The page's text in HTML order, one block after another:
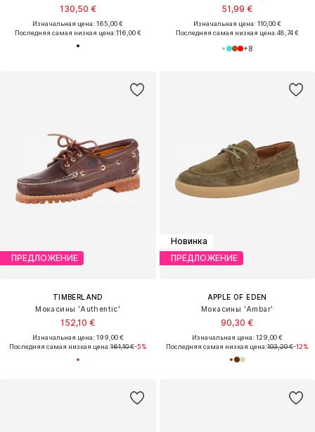
130,50 €
Изначальная цена: 165,00 €
Последняя самая низкая цена:116,00 €
51,99 €
Изначальная цена: 110,00 €
Последняя самая низкая цена:48,74 €
+8
ПРЕДЛОЖЕНИЕ
TIMBERLAND
Мокасины 'Authentic'
152,10 €
Изначальная цена: 199,00 €
Последняя самая низкая цена:161,10 €-5%
Новинка
ПРЕДЛОЖЕНИЕ
APPLE OF EDEN
Мокасины 'Ambar'
90,30 €
Изначальная цена: 129,00 €
Последняя самая низкая цена:103,20 €-12%